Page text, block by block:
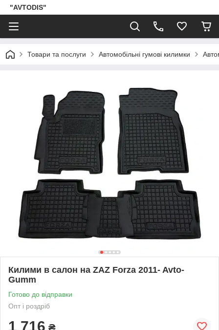
"AVTODIS"
Товари та послуги Автомобільні гумові килимки
Килими в салон на ZAZ Forza 2011- Avto-
Gumm
Готово до відправки
Опт і роздріб
1 716